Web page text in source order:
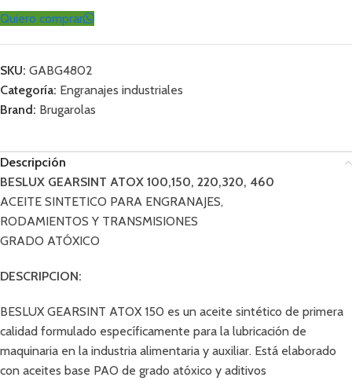
Quiero comprar
SKU: GABG4802
Categoría: Engranajes industriales
Brand: Brugarolas
Descripción
BESLUX GEARSINT ATOX 100,150, 220,320, 460
ACEITE SINTETICO PARA ENGRANAJES,
RODAMIENTOS Y TRANSMISIONES
GRADO ATÓXICO
DESCRIPCION:
BESLUX GEARSINT ATOX 150 es un aceite sintético de primera
calidad formulado específicamente para la lubricación de
maquinaria en la industria alimentaria y auxiliar. Está elaborado
con aceites base PAO de grado atóxico y aditivos